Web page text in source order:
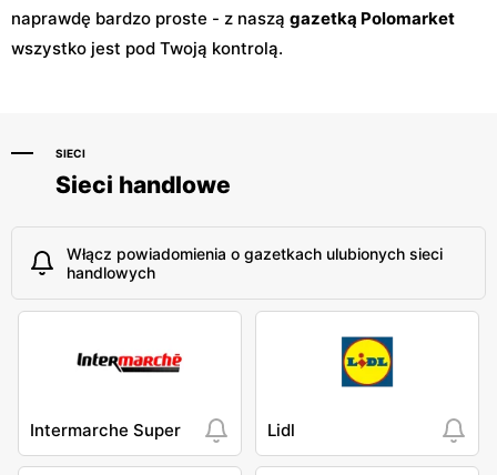
naprawdę bardzo proste - z naszą gazetką Polomarket
wszystko jest pod Twoją kontrolą.
SIECI
Sieci handlowe
Włącz powiadomienia o gazetkach ulubionych sieci
handlowych
Intermarche Super Lidl